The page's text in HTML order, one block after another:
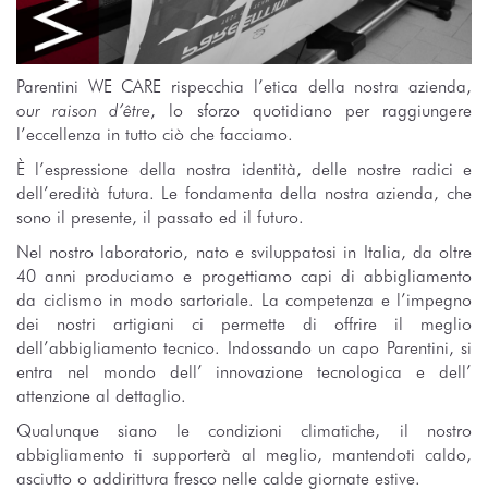
Parentini WE CARE rispecchia l’etica della nostra azienda,
our raison d’être, lo sforzo quotidiano per raggiungere
l’eccellenza in tutto ciò che facciamo.
È l’espressione della nostra identità, delle nostre radici e
dell’eredità futura. Le fondamenta della nostra azienda, che
sono il presente, il passato ed il futuro.
Nel nostro laboratorio, nato e sviluppatosi in Italia, da oltre
40 anni produciamo e progettiamo capi di abbigliamento
da ciclismo in modo sartoriale. La competenza e l’impegno
dei nostri artigiani ci permette di offrire il meglio
dell’abbigliamento tecnico. Indossando un capo Parentini, si
entra nel mondo dell’ innovazione tecnologica e dell’
attenzione al dettaglio.
Qualunque siano le condizioni climatiche, il nostro
abbigliamento ti supporterà al meglio, mantendoti caldo,
asciutto o addirittura fresco nelle calde giornate estive.